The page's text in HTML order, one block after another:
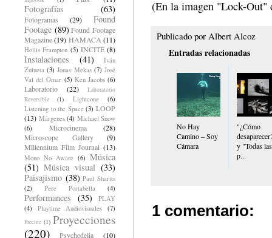
(En la imagen "Lock-Out"
Publicado por Albert Alcoz
Entradas relacionadas
No Hay
Camino – Soy
Cámara
"¿Cómo
y "Todas las
p...
1 comentario:
Fotografías (63)
Fotogramas (29)
Found
Footage (89) Found Footage
Magazine (19) HAMACA (11)
Hollis Frampton (5) INCITE (8)
Instalaciones (41)
Iván
Zulueta (3) Jonas Mekas (7) José
Val del Omar (5) Ken Jacobs (6)
Laboratorio (22)
Laboratorio
Reversible
(1) Lightcone
(6)
Listening to the Space (3) LOOP
(13) Márgenes (4) Michael Snow
(6)
Microcinema
(28)
Microscope Gallery
(9)
Millennium Film Journal (13)
Mono No Aware (6) Música
(51) Música visual (33)
Paisajismo (38) Paul Sharits
(2)
Pere Portabella (4)
Performances (35)
PLAY
(4)
Playtime Audiovisuales (7)
Precine (1) Proyecciones
(220)
Psychedelia (10)